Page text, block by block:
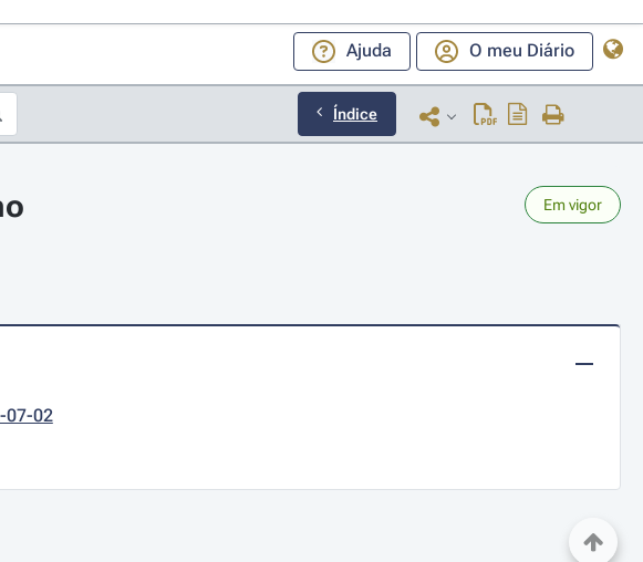
Ajuda O meu Diário
Índice
Em vigor
07-02